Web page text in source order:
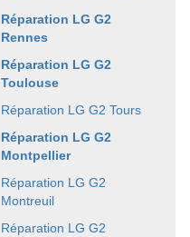
Réparation LG G2
Rennes
Réparation LG G2
Toulouse
Réparation LG G2 Tours
Réparation LG G2
Montpellier
Réparation LG G2
Montreuil
Réparation LG G2